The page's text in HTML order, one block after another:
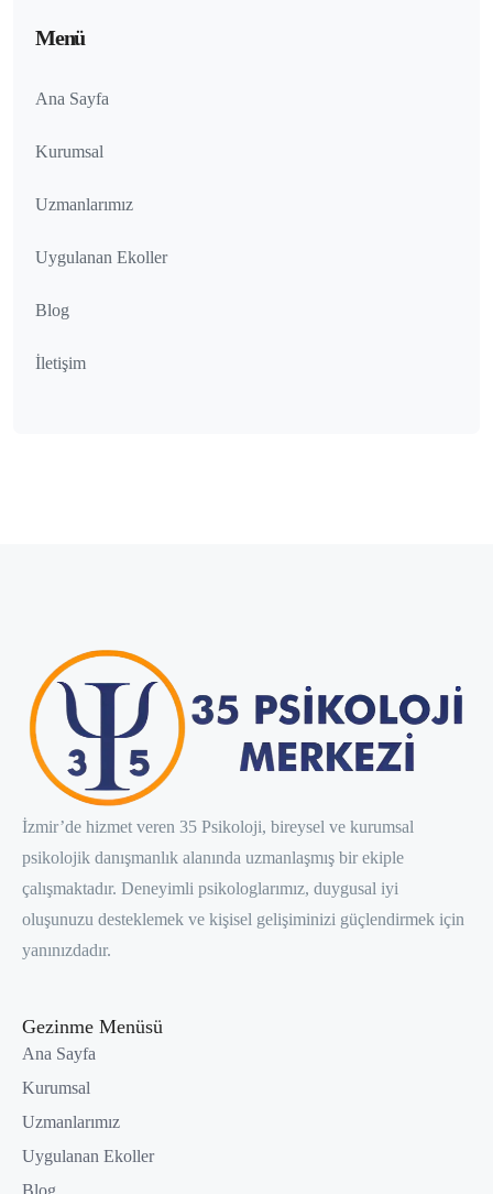
Menü
Ana Sayfa
Kurumsal
Uzmanlarımız
Uygulanan Ekoller
Blog
İletişim
İzmir’de hizmet veren 35 Psikoloji, bireysel ve kurumsal
psikolojik danışmanlık alanında uzmanlaşmış bir ekiple
çalışmaktadır. Deneyimli psikologlarımız, duygusal iyi
oluşunuzu desteklemek ve kişisel gelişiminizi güçlendirmek için
yanınızdadır.
Gezinme Menüsü
Ana Sayfa
Kurumsal
Uzmanlarımız
Uygulanan Ekoller
Blog